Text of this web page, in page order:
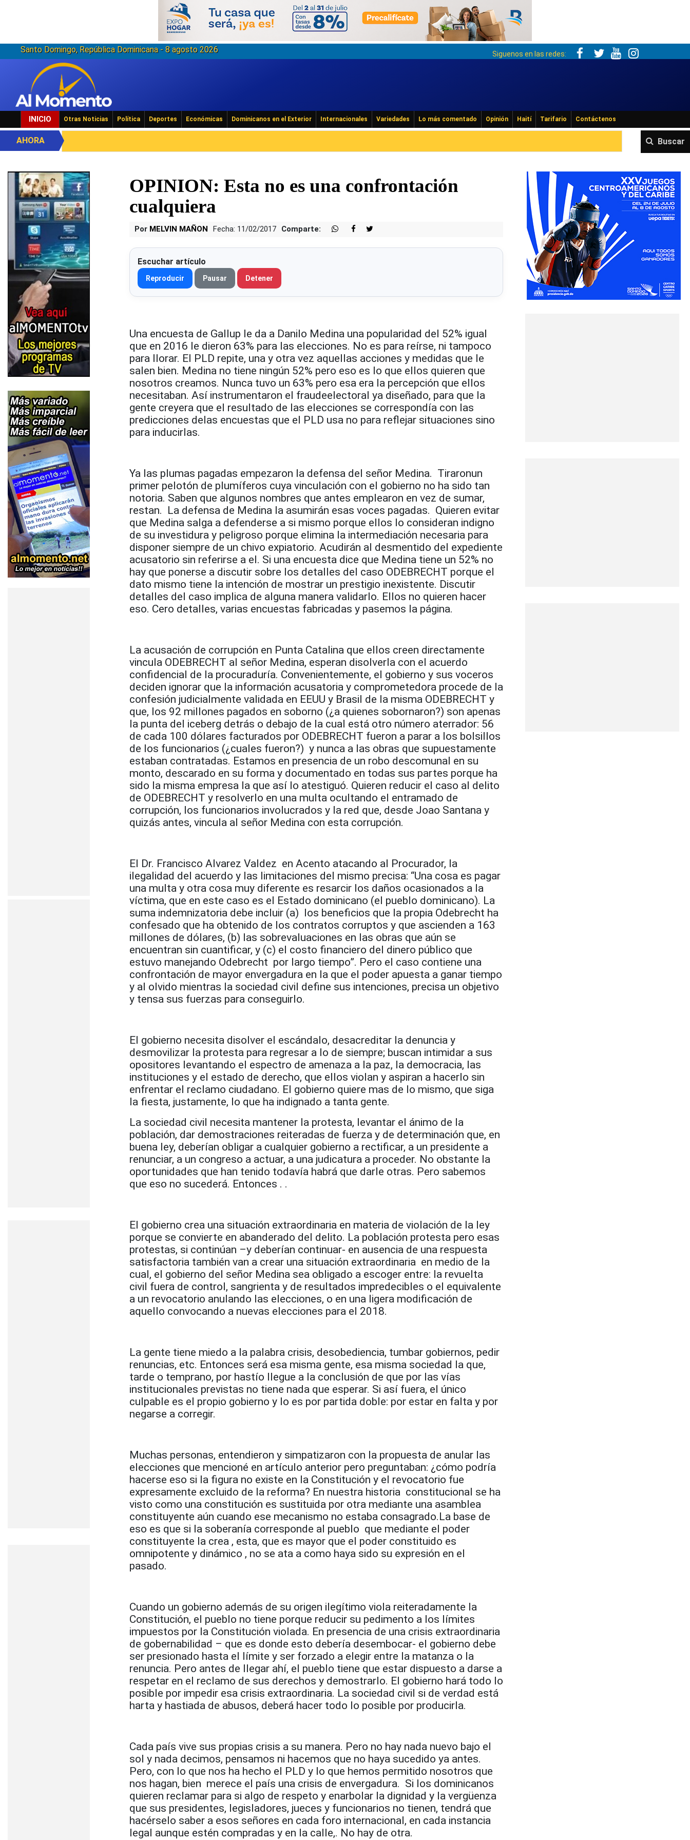
Santo Domingo, República Dominicana - 8 agosto 2026 Siguenos en las redes:
INICIO Otras Noticias Política Deportes Económicas Dominicanos en el Exterior Internacionales Variedades Lo más comentado Opinión Haití Tarifario Contáctenos
Buscar
AHORA
OPINION: Esta no es una confrontación
cualquiera
Por MELVIN MAÑON Fecha: 11/02/2017 Comparte:
Escuchar artículo
Reproducir Pausar Detener
Una encuesta de Gallup le da a Danilo Medina una popularidad del 52% igual
que en 2016 le dieron 63% para las elecciones. No es para reírse, ni tampoco
para llorar. El PLD repite, una y otra vez aquellas acciones y medidas que le
salen bien. Medina no tiene ningún 52% pero eso es lo que ellos quieren que
nosotros creamos. Nunca tuvo un 63% pero esa era la percepción que ellos
necesitaban. Así instrumentaron el fraudeelectoral ya diseñado, para que la
gente creyera que el resultado de las elecciones se correspondía con las
predicciones delas encuestas que el PLD usa no para reflejar situaciones sino
para inducirlas.
Ya las plumas pagadas empezaron la defensa del señor Medina. Tiraronun
primer pelotón de plumíferos cuya vinculación con el gobierno no ha sido tan
notoria. Saben que algunos nombres que antes emplearon en vez de sumar,
restan. La defensa de Medina la asumirán esas voces pagadas. Quieren evitar
que Medina salga a defenderse a si mismo porque ellos lo consideran indigno
de su investidura y peligroso porque elimina la intermediación necesaria para
disponer siempre de un chivo expiatorio. Acudirán al desmentido del expediente
acusatorio sin referirse a el. Si una encuesta dice que Medina tiene un 52% no
hay que ponerse a discutir sobre los detalles del caso ODEBRECHT porque el
dato mismo tiene la intención de mostrar un prestigio inexistente. Discutir
detalles del caso implica de alguna manera validarlo. Ellos no quieren hacer
eso. Cero detalles, varias encuestas fabricadas y pasemos la página.
La acusación de corrupción en Punta Catalina que ellos creen directamente
vincula ODEBRECHT al señor Medina, esperan disolverla con el acuerdo
confidencial de la procuraduría. Convenientemente, el gobierno y sus voceros
deciden ignorar que la información acusatoria y comprometedora procede de la
confesión judicialmente validada en EEUU y Brasil de la misma ODEBRECHT y
que, los 92 millones pagados en soborno (¿a quienes sobornaron?) son apenas
la punta del iceberg detrás o debajo de la cual está otro número aterrador: 56
de cada 100 dólares facturados por ODEBRECHT fueron a parar a los bolsillos
de los funcionarios (¿cuales fueron?) y nunca a las obras que supuestamente
estaban contratadas. Estamos en presencia de un robo descomunal en su
monto, descarado en su forma y documentado en todas sus partes porque ha
sido la misma empresa la que así lo atestiguó. Quieren reducir el caso al delito
de ODEBRECHT y resolverlo en una multa ocultando el entramado de
corrupción, los funcionarios involucrados y la red que, desde Joao Santana y
quizás antes, vincula al señor Medina con esta corrupción.
El Dr. Francisco Alvarez Valdez en Acento atacando al Procurador, la
ilegalidad del acuerdo y las limitaciones del mismo precisa: “Una cosa es pagar
una multa y otra cosa muy diferente es resarcir los daños ocasionados a la
víctima, que en este caso es el Estado dominicano (el pueblo dominicano). La
suma indemnizatoria debe incluir (a) los beneficios que la propia Odebrecht ha
confesado que ha obtenido de los contratos corruptos y que ascienden a 163
millones de dólares, (b) las sobrevaluaciones en las obras que aún se
encuentran sin cuantificar, y (c) el costo financiero del dinero público que
estuvo manejando Odebrecht por largo tiempo”. Pero el caso contiene una
confrontación de mayor envergadura en la que el poder apuesta a ganar tiempo
y al olvido mientras la sociedad civil define sus intenciones, precisa un objetivo
y tensa sus fuerzas para conseguirlo.
El gobierno necesita disolver el escándalo, desacreditar la denuncia y
desmovilizar la protesta para regresar a lo de siempre; buscan intimidar a sus
opositores levantando el espectro de amenaza a la paz, la democracia, las
instituciones y el estado de derecho, que ellos violan y aspiran a hacerlo sin
enfrentar el reclamo ciudadano. El gobierno quiere mas de lo mismo, que siga
la fiesta, justamente, lo que ha indignado a tanta gente.
La sociedad civil necesita mantener la protesta, levantar el ánimo de la
población, dar demostraciones reiteradas de fuerza y de determinación que, en
buena ley, deberían obligar a cualquier gobierno a rectificar, a un presidente a
renunciar, a un congreso a actuar, a una judicatura a proceder. No obstante la
oportunidades que han tenido todavía habrá que darle otras. Pero sabemos
que eso no sucederá. Entonces . .
El gobierno crea una situación extraordinaria en materia de violación de la ley
porque se convierte en abanderado del delito. La población protesta pero esas
protestas, si continúan –y deberían continuar- en ausencia de una respuesta
satisfactoria también van a crear una situación extraordinaria en medio de la
cual, el gobierno del señor Medina sea obligado a escoger entre: la revuelta
civil fuera de control, sangrienta y de resultados impredecibles o el equivalente
a un revocatorio anulando las elecciones, o en una ligera modificación de
aquello convocando a nuevas elecciones para el 2018.
La gente tiene miedo a la palabra crisis, desobediencia, tumbar gobiernos, pedir
renuncias, etc. Entonces será esa misma gente, esa misma sociedad la que,
tarde o temprano, por hastío llegue a la conclusión de que por las vías
institucionales previstas no tiene nada que esperar. Si así fuera, el único
culpable es el propio gobierno y lo es por partida doble: por estar en falta y por
negarse a corregir.
Muchas personas, entendieron y simpatizaron con la propuesta de anular las
elecciones que mencioné en artículo anterior pero preguntaban: ¿cómo podría
hacerse eso si la figura no existe en la Constitución y el revocatorio fue
expresamente excluido de la reforma? En nuestra historia constitucional se ha
visto como una constitución es sustituida por otra mediante una asamblea
constituyente aún cuando ese mecanismo no estaba consagrado.La base de
eso es que si la soberanía corresponde al pueblo que mediante el poder
constituyente la crea , esta, que es mayor que el poder constituido es
omnipotente y dinámico , no se ata a como haya sido su expresión en el
pasado.
Cuando un gobierno además de su origen ilegítimo viola reiteradamente la
Constitución, el pueblo no tiene porque reducir su pedimento a los límites
impuestos por la Constitución violada. En presencia de una crisis extraordinaria
de gobernabilidad – que es donde esto debería desembocar- el gobierno debe
ser presionado hasta el límite y ser forzado a elegir entre la matanza o la
renuncia. Pero antes de llegar ahí, el pueblo tiene que estar dispuesto a darse a
respetar en el reclamo de sus derechos y demostrarlo. El gobierno hará todo lo
posible por impedir esa crisis extraordinaria. La sociedad civil si de verdad está
harta y hastiada de abusos, deberá hacer todo lo posible por producirla.
Cada país vive sus propias crisis a su manera. Pero no hay nada nuevo bajo el
sol y nada decimos, pensamos ni hacemos que no haya sucedido ya antes.
Pero, con lo que nos ha hecho el PLD y lo que hemos permitido nosotros que
nos hagan, bien merece el país una crisis de envergadura. Si los dominicanos
quieren reclamar para si algo de respeto y enarbolar la dignidad y la vergüenza
que sus presidentes, legisladores, jueces y funcionarios no tienen, tendrá que
hacérselo saber a esos señores en cada foro internacional, en cada instancia
legal aunque estén compradas y en la calle,. No hay de otra.